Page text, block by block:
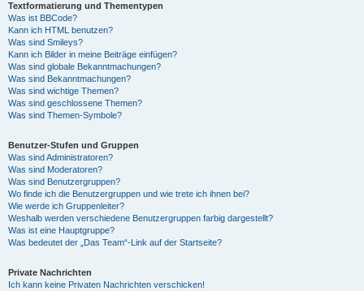
Textformatierung und Thementypen
Was ist BBCode?
Kann ich HTML benutzen?
Was sind Smileys?
Kann ich Bilder in meine Beiträge einfügen?
Was sind globale Bekanntmachungen?
Was sind Bekanntmachungen?
Was sind wichtige Themen?
Was sind geschlossene Themen?
Was sind Themen-Symbole?
Benutzer-Stufen und Gruppen
Was sind Administratoren?
Was sind Moderatoren?
Was sind Benutzergruppen?
Wo finde ich die Benutzergruppen und wie trete ich ihnen bei?
Wie werde ich Gruppenleiter?
Weshalb werden verschiedene Benutzergruppen farbig dargestellt?
Was ist eine Hauptgruppe?
Was bedeutet der „Das Team“-Link auf der Startseite?
Private Nachrichten
Ich kann keine Privaten Nachrichten verschicken!